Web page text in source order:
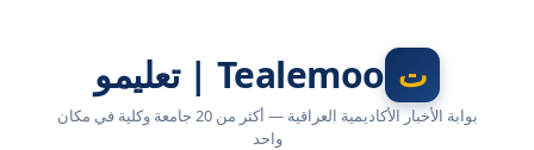
Tealemoo | تعليمو
بوابة الأخبار الأكاديمية العراقية — أكثر من 20 جامعة وكلية في مكان
واحد